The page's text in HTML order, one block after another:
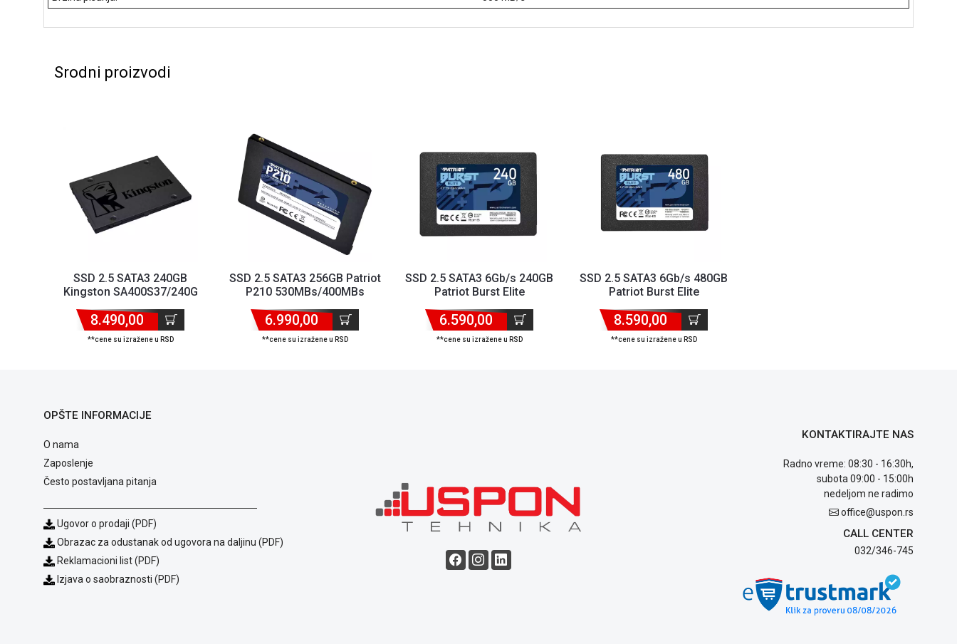
Srodni proizvodi
SSD 2.5 SATA3 240GB
Kingston SA400S37/240G
8.490,00
**cene su izražene u RSD
SSD 2.5 SATA3 256GB Patriot
P210 530MBs/400MBs
6.990,00
**cene su izražene u RSD
SSD 2.5 SATA3 6Gb/s 240GB
Patriot Burst Elite
6.590,00
**cene su izražene u RSD
SSD 2.5 SATA3 6Gb/s 480GB
Patriot Burst Elite
8.590,00
**cene su izražene u RSD
OPŠTE INFORMACIJE
O nama
Zaposlenje
Često postavljana pitanja
Ugovor o prodaji (PDF)
Obrazac za odustanak od ugovora na daljinu (PDF)
Reklamacioni list (PDF)
Izjava o saobraznosti (PDF)
KONTAKTIRAJTE NAS
Radno vreme: 08:30 - 16:30h,
subota 09:00 - 15:00h
nedeljom ne radimo
office@uspon.rs
CALL CENTER
032/346-745